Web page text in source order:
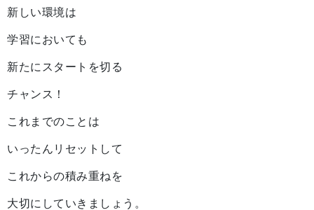
新しい環境は
学習においても
新たにスタートを切る
チャンス！
これまでのことは
いったんリセットして
これからの積み重ねを
大切にしていきましょう。